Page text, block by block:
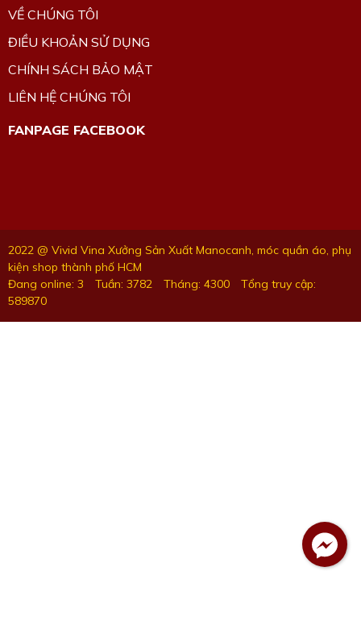
VỀ CHÚNG TÔI
ĐIỀU KHOẢN SỬ DỤNG
CHÍNH SÁCH BẢO MẬT
LIÊN HỆ CHÚNG TÔI
FANPAGE FACEBOOK
2022 @ Vivid Vina Xưởng Sản Xuất Manocanh, móc quần áo, phụ
kiện shop thành phố HCM
Đang online: 3
Tuần: 3782 Tháng: 4300
Tổng truy cập:
589870